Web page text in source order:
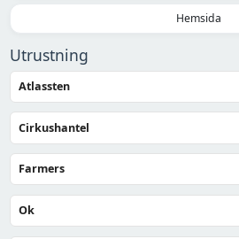
Hemsida
Utrustning
Atlassten
Cirkushantel
Farmers
Ok